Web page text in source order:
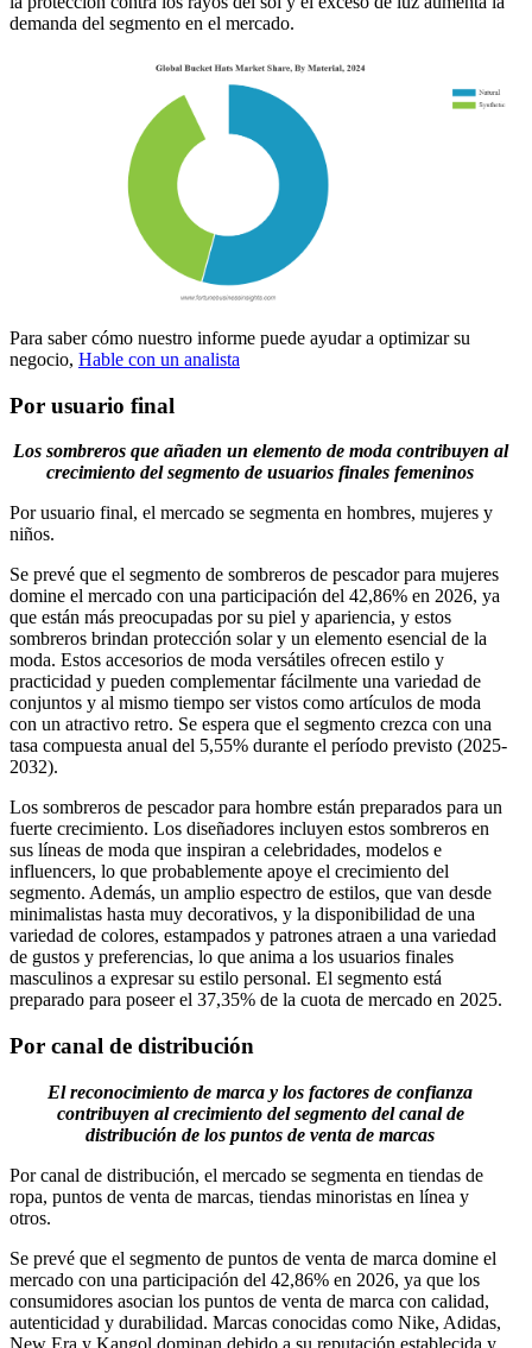
demanda del segmento en el mercado.
Para saber cómo nuestro informe puede ayudar a optimizar su
negocio, Hable con un analista
Por usuario final
Los sombreros que añaden un elemento de moda contribuyen al
crecimiento del segmento de usuarios finales femeninos
Por usuario final, el mercado se segmenta en hombres, mujeres y
niños.
Se prevé que el segmento de sombreros de pescador para mujeres
domine el mercado con una participación del 42,86% en 2026, ya
que están más preocupadas por su piel y apariencia, y estos
sombreros brindan protección solar y un elemento esencial de la
moda. Estos accesorios de moda versátiles ofrecen estilo y
practicidad y pueden complementar fácilmente una variedad de
conjuntos y al mismo tiempo ser vistos como artículos de moda
con un atractivo retro. Se espera que el segmento crezca con una
tasa compuesta anual del 5,55% durante el período previsto (2025-
2032).
Los sombreros de pescador para hombre están preparados para un
fuerte crecimiento. Los diseñadores incluyen estos sombreros en
sus líneas de moda que inspiran a celebridades, modelos e
influencers, lo que probablemente apoye el crecimiento del
segmento. Además, un amplio espectro de estilos, que van desde
minimalistas hasta muy decorativos, y la disponibilidad de una
variedad de colores, estampados y patrones atraen a una variedad
de gustos y preferencias, lo que anima a los usuarios finales
masculinos a expresar su estilo personal. El segmento está
preparado para poseer el 37,35% de la cuota de mercado en 2025.
Por canal de distribución
El reconocimiento de marca y los factores de confianza
contribuyen al crecimiento del segmento del canal de
distribución de los puntos de venta de marcas
Por canal de distribución, el mercado se segmenta en tiendas de
ropa, puntos de venta de marcas, tiendas minoristas en línea y
otros.
Se prevé que el segmento de puntos de venta de marca domine el
mercado con una participación del 42,86% en 2026, ya que los
consumidores asocian los puntos de venta de marca con calidad,
autenticidad y durabilidad. Marcas conocidas como Nike, Adidas,
New Era y Kangol dominan debido a su reputación establecida y